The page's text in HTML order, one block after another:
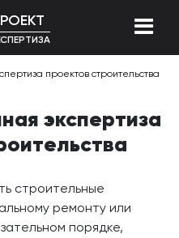
проектов строительства
экспертиза
строительные
ремонту или
порядке,